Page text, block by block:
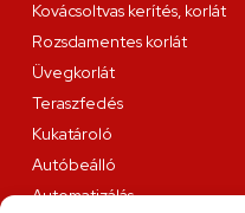
Kovácsoltvas kerítés, korlát
Rozsdamentes korlát
Üvegkorlát
Teraszfedés
Kukatároló
Autóbeálló
Automatizálás